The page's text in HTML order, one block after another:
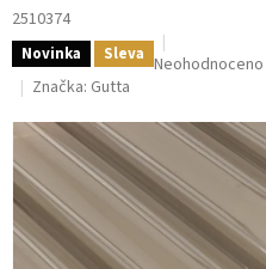
2510374
Novinka Sleva Průměrné
je
0,0
z
5
hvězdiček.
Neohodnoceno
Značka: Gutta